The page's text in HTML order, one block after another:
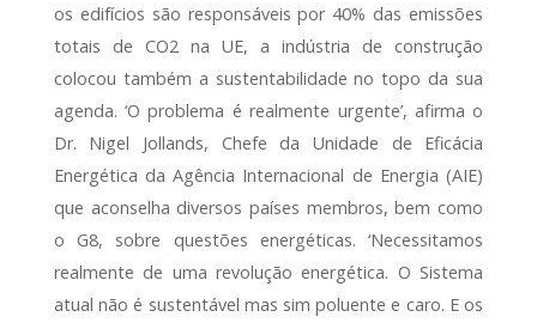
os edifícios são responsáveis por 40% das emissões
totais de CO2 na UE, a indústria de construção
colocou também a sustentabilidade no topo da sua
agenda. ‘O problema é realmente urgente’, afirma o
Dr. Nigel Jollands, Chefe da Unidade de Eficácia
Energética da Agência Internacional de Energia (AIE)
que aconselha diversos países membros, bem como
o G8, sobre questões energéticas. ‘Necessitamos
realmente de uma revolução energética. O Sistema
atual não é sustentável mas sim poluente e caro. E os